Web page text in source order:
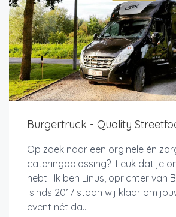
Burgertruck - Quality
Op zoek naar een orginele én
cateringoplossing? Leuk dat je
hebt! Ik ben Linus, oprichter van
sinds 2017 staan wij klaar om
event nét da...